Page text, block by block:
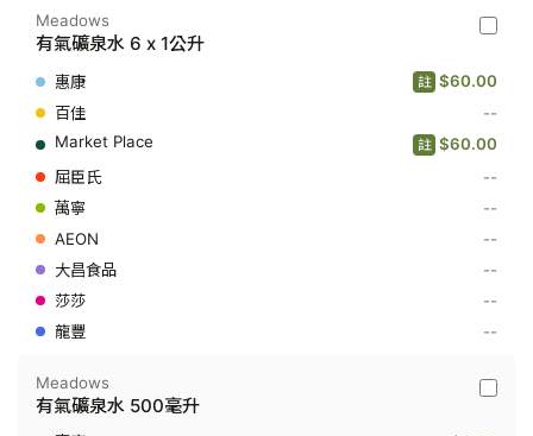
有
氣
礦
水
升
Meadows
有氣礦泉水 6 x 1公升
$60.00
註
--
$60.00
註
--
--
--
--
--
--
Meadows
有氣礦泉水 500毫升